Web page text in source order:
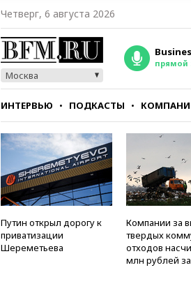
Четверг, 6 августа 2026
Москва
прямой
ИНТЕРВЬЮ ПОДКАСТЫ
СТИЛЬ ТЕСТЫ
Путин открыл дорогу к
приватизации
Шереметьева
Компании за
твердых
отходов
млн рублей за